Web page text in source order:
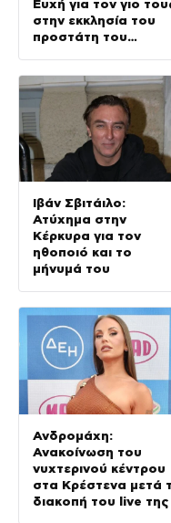
Ευχή για τον γιο
στην εκκλησία του
προστάτη του
Ιβάν Σβιτάιλο:
Ατύχημα στην
Κέρκυρα για τον
ηθοποιό και το
μήνυμά του
Ανδρομάχη:
Ανακοίνωση του
νυχτερινού κέντρου
στα Κρέστενα μετά
διακοπή του live της